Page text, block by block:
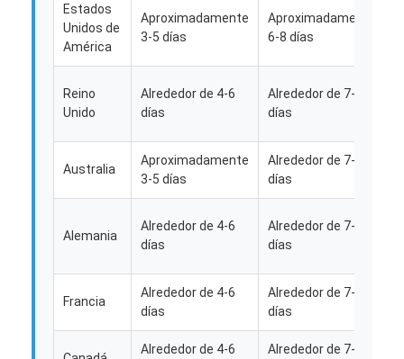
Productos
Estados
Unidos de
América
Aproximadamente
3-5 días
Aproximadamente
6-8 días
Reino
Unido
Alrededor de 4-6
días
Alrededor de 7-9
días
Australia
Aproximadamente
3-5 días
Alrededor de 7-9
días
Alemania
Alrededor de 4-6
días
Alrededor de 7-9
días
Francia
Alrededor de 4-6
días
Alrededor de 7-9
días
Alrededor de 4-6
Alrededor de 7-9